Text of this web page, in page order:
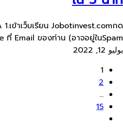
เข้าเว็บ​เรียน Jobotinvest.comกด
Email ของท่าน​ (อาจอยู่ใน​Spam,...
يوليو 12, 2022
1
2
…
15